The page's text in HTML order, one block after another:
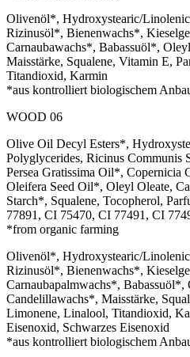
Olivenöl*, Hydroxystearic/
Rizinusöl*, Bienenwachs*,
Carnaubawachs*, Babassuöl*,
Maisstärke, Squalene, Vitamin E,
Titandioxid, Karmin
*aus kontrolliert biologischem
WOOD 06
Olive Oil Decyl Esters*,
Polyglycerides, Ricinus Communis
Persea Gratissima Oil*, Copernicia
Oleifera Seed Oil*, Oleyl Oleate,
Starch*, Squalene, Tocopherol,
77891, CI 75470, CI 77491, CI
*from organic farming
Olivenöl*, Hydroxystearic/
Rizinusöl*, Bienenwachs*,
Carnaubapalmwachs*, Babassuöl*,
Candelillawachs*, Maisstärke,
Limonene, Linalool, Titandioxid,
Eisenoxid, Schwarzes Eisenoxid
*aus kontrolliert biologischem